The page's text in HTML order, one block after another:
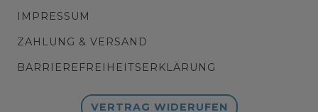
IMPRESSUM
ZAHLUNG & VERSAND
BARRIEREFREIHEITSERKLÄRUNG
VERTRAG WIDERUFEN